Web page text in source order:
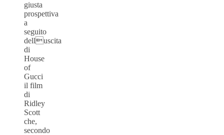
giusta
prospettiva
a
seguito
delluscita
di
House
of
Gucci
il film
di
Ridley
Scott
che,
secondo